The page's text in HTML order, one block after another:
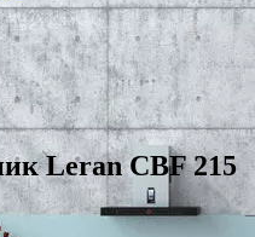
Leran CBF 215